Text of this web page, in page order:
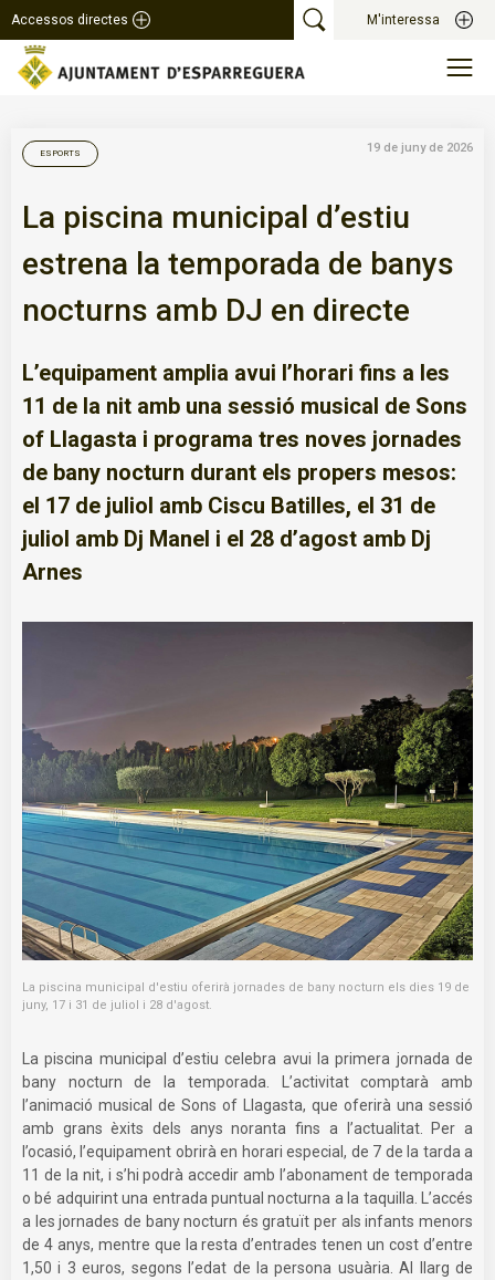
Accessos directes M'interessa
ESPORTS 19 de juny de 2026
La piscina municipal d’estiu
estrena la temporada de banys
nocturns amb DJ en directe
L’equipament amplia avui l’horari fins a les
11 de la nit amb una sessió musical de Sons
of Llagasta i programa tres noves jornades
de bany nocturn durant els propers mesos:
el 17 de juliol amb Ciscu Batilles, el 31 de
juliol amb Dj Manel i el 28 d’agost amb Dj
Arnes
La piscina municipal d'estiu oferirà jornades de bany nocturn els dies 19 de
juny, 17 i 31 de juliol i 28 d'agost.
La piscina municipal d’estiu celebra avui la primera jornada de
bany nocturn de la temporada. L’activitat comptarà amb
l’animació musical de Sons of Llagasta, que oferirà una sessió
amb grans èxits dels anys noranta fins a l’actualitat. Per a
l’ocasió, l’equipament obrirà en horari especial, de 7 de la tarda a
11 de la nit, i s’hi podrà accedir amb l’abonament de temporada
o bé adquirint una entrada puntual nocturna a la taquilla. L’accés
a les jornades de bany nocturn és gratuït per als infants menors
de 4 anys, mentre que la resta d’entrades tenen un cost d’entre
1,50 i 3 euros, segons l’edat de la persona usuària. Al llarg de